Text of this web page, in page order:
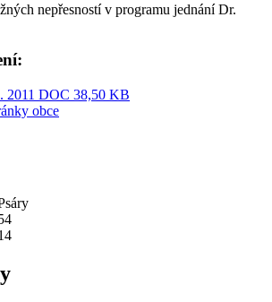
nepřesností v programu jednání Dr.
2011 DOC 38,50 KB
obce